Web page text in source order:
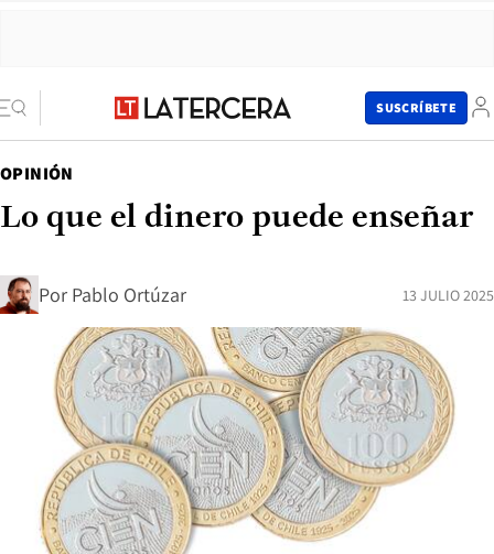
SUSCRÍBETE
OPINIÓN
Lo que el dinero puede enseñar
Por Pablo Ortúzar 13 JULIO 2025